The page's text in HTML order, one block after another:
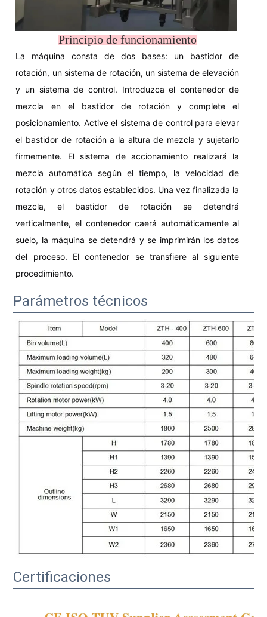
Principio de funcionamiento
La máquina consta de dos bases: un bastidor de
rotación, un sistema de rotación, un sistema de elevación
y un sistema de control. Introduzca el contenedor de
mezcla en el bastidor de rotación y complete el
posicionamiento. Active el sistema de control para elevar
el bastidor de rotación a la altura de mezcla y sujetarlo
firmemente. El sistema de accionamiento realizará la
mezcla automática según el tiempo, la velocidad de
rotación y otros datos establecidos. Una vez finalizada la
mezcla, el bastidor de rotación se detendrá
verticalmente, el contenedor caerá automáticamente al
suelo, la máquina se detendrá y se imprimirán los datos
del proceso. El contenedor se transfiere al siguiente
procedimiento.
Parámetros técnicos
Certificaciones